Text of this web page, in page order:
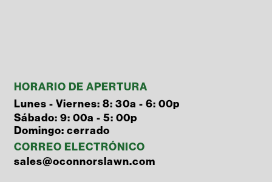
HORARIO DE APERTURA
Lunes - Viernes: 8: 30a - 6: 00p
Sábado: 9: 00a - 5: 00p
Domingo: cerrado
CORREO ELECTRÓNICO
sales@oconnorslawn.com